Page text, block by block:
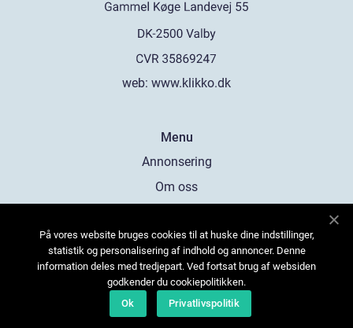
web: www.klikko.dk
Menu
Annonsering
Om oss
Kontakta oss
Sitemap
På vores website bruges cookies til at huske dine indstillinger,
statistik og personalisering af indhold og annoncer. Denne
information deles med tredjepart. Ved fortsat brug af websiden
godkender du cookiepolitikken.
Ok
Privatlivspolitik